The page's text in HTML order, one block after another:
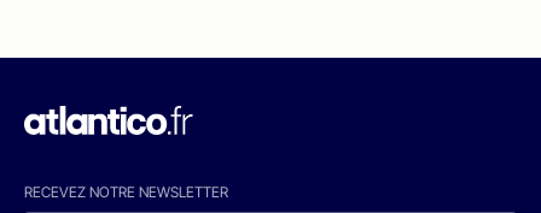
RECEVEZ NOTRE NEWSLETTER